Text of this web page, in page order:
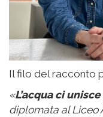
Il filo del racconto
«L’acqua ci
diplomata al Liceo